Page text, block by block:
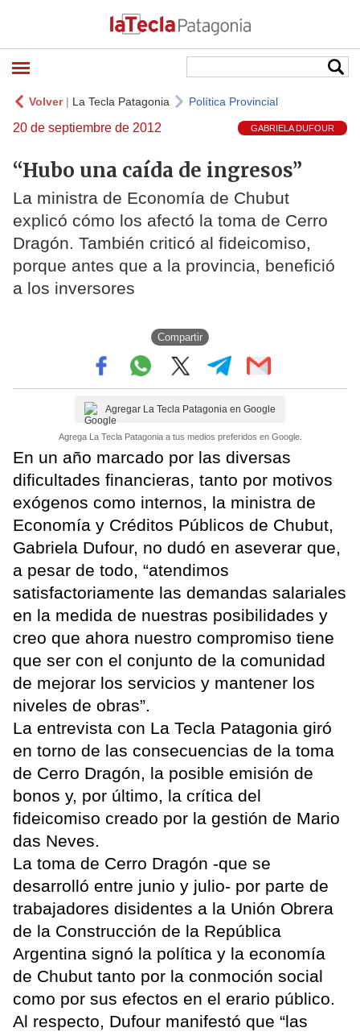
Volver| La Tecla Patagonia Política Provincial
20 de septiembre de 2012 GABRIELA DUFOUR
“Hubo una caída de ingresos”
La ministra de Economía de Chubut
explicó cómo los afectó la toma de Cerro
Dragón. También criticó al fideicomiso,
porque antes que a la provincia, benefició
a los inversores
Compartir
Agregar La Tecla Patagonia en Google
Agrega La Tecla Patagonia a tus medios preferidos en Google.
En un año marcado por las diversas
dificultades financieras, tanto por motivos
exógenos como internos, la ministra de
Economía y Créditos Públicos de Chubut,
Gabriela Dufour, no dudó en aseverar que,
a pesar de todo, “atendimos
satisfactoriamente las demandas salariales
en la medida de nuestras posibilidades y
creo que ahora nuestro compromiso tiene
que ser con el conjunto de la comunidad
de mejorar los servicios y mantener los
niveles de obras”.
La entrevista con La Tecla Patagonia giró
en torno de las consecuencias de la toma
de Cerro Dragón, la posible emisión de
bonos y, por último, la crítica del
fideicomiso creado por la gestión de Mario
das Neves.
La toma de Cerro Dragón -que se
desarrolló entre junio y julio- por parte de
trabajadores disidentes a la Unión Obrera
de la Construcción de la República
Argentina signó la política y la economía
de Chubut tanto por la conmoción social
como por sus efectos en el erario público.
Al respecto, Dufour manifestó que “las